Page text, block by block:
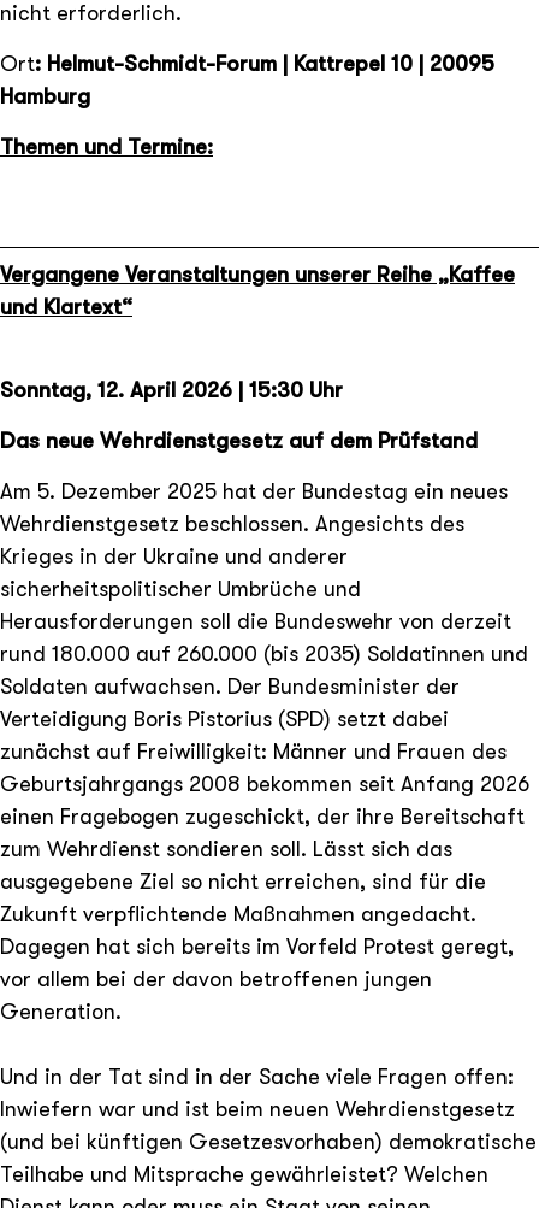
nicht erforderlich.
Ort: Helmut-Schmidt-Forum | Kattrepel 10 | 20095
Hamburg
Themen und Termine:
Vergangene Veranstaltungen unserer Reihe „Kaffee
und Klartext“
Sonntag, 12. April 2026 | 15:30 Uhr
Das neue Wehrdienstgesetz auf dem Prüfstand
Am 5. Dezember 2025 hat der Bundestag ein neues
Wehrdienstgesetz beschlossen. Angesichts des
Krieges in der Ukraine und anderer
sicherheitspolitischer Umbrüche und
Herausforderungen soll die Bundeswehr von derzeit
rund 180.000 auf 260.000 (bis 2035) Soldatinnen und
Soldaten aufwachsen. Der Bundesminister der
Verteidigung Boris Pistorius (SPD) setzt dabei
zunächst auf Freiwilligkeit: Männer und Frauen des
Geburtsjahrgangs 2008 bekommen seit Anfang 2026
einen Fragebogen zugeschickt, der ihre Bereitschaft
zum Wehrdienst sondieren soll. Lässt sich das
ausgegebene Ziel so nicht erreichen, sind für die
Zukunft verpflichtende Maßnahmen angedacht.
Dagegen hat sich bereits im Vorfeld Protest geregt,
vor allem bei der davon betroffenen jungen
Generation.
Und in der Tat sind in der Sache viele Fragen offen:
Inwiefern war und ist beim neuen Wehrdienstgesetz
(und bei künftigen Gesetzesvorhaben) demokratische
Teilhabe und Mitsprache gewährleistet? Welchen